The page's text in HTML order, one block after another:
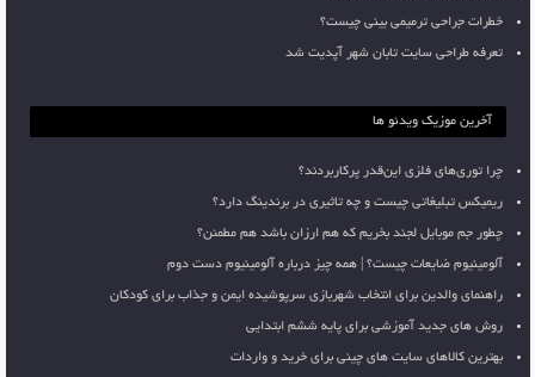
خطرات جراحی ترمیمی بینی چیست؟
تعرفه طراحی سایت تابان شهر آپدیت شد
آخرین موزیک ویدئو ها
چرا توری‌های فلزی این‌قدر پرکاربردند؟
ریمیکس تبلیغاتی چیست و چه تاثیری در برندینگ دارد؟
چطور جم موبایل لجند بخریم که هم ارزان باشد هم مطمئن؟
آلومینیوم ضایعات چیست؟ | همه چیز درباره آلومینیوم دست دوم
راهنمای والدین برای انتخاب شهربازی سرپوشیده ایمن و جذاب برای کودکان
روش های جدید آموزشی برای پایه ششم ابتدایی
بهترین کالاهای سایت های چینی برای خرید و واردات